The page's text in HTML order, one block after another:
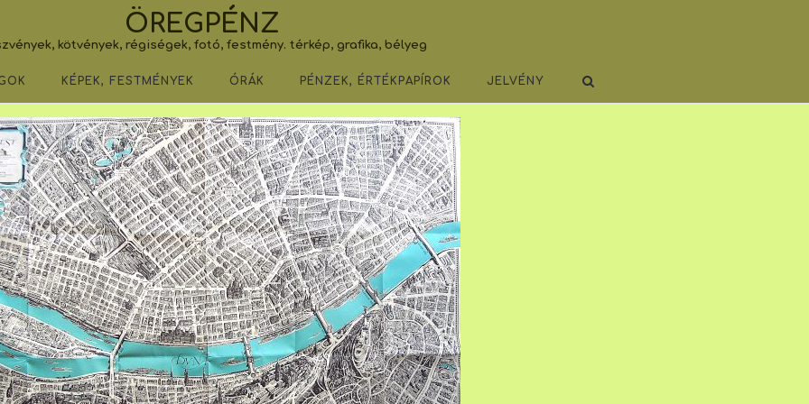
ÖREGPÉNZ
kötvények, régiségek, fotó, festmény. térkép, grafika, bélyeg
KÉPEK, FESTMÉNYEK ÓRÁK PÉNZEK, ÉRTÉKPAPÍROK JELVÉNY